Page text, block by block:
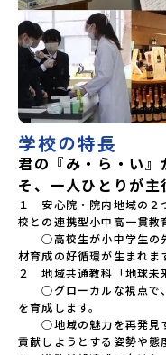
学校の特長
君の『み・ら・い
そ、一人ひとりが主
１　安心院・院内地域の
校との連携型小中高一貫教
○高校生が小中学生の先
材育成の好循環が生まれま
２　地域共通教科「地球未
○グローカルな視点で、
を育成します。
○地域の魅力を再発見す
貢献しようとする姿勢や態